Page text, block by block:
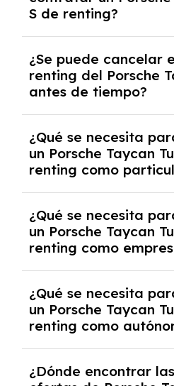
mensuales.
S de renting?
tendrás que pagar
salvo en casos que lo
debido al resultado del
económica.
¿Se puede cancelar
renting del Porsche
antes de tiempo?
pero puede haber
cancelación anticipada.
las condiciones del
experto que te asesore.
¿Qué se necesita
un Porsche Taycan
renting como
y, en algunos casos, una
crediticia y un pago
¿Qué se necesita
un Porsche Taycan
renting como
documentación
casos, un informe de
y un pago inicial.
¿Qué se necesita
un Porsche Taycan
renting como
autónomos, justificante
¿Dónde encontrar